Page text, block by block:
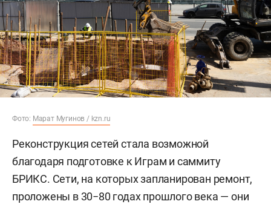
Фото: Марат Мугинов / kzn.ru
Реконструкция сетей стала возможной
благодаря подготовке к Играм и саммиту
БРИКС. Сети, на которых запланирован ремонт,
проложены в 30−80 годах прошлого века — они